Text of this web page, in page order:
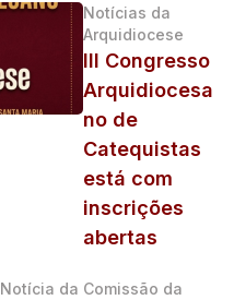
Notícias da
Arquidiocese
III Congresso
Arquidiocesa
no de
Catequistas
está com
inscrições
abertas
Notícia da Comissão da